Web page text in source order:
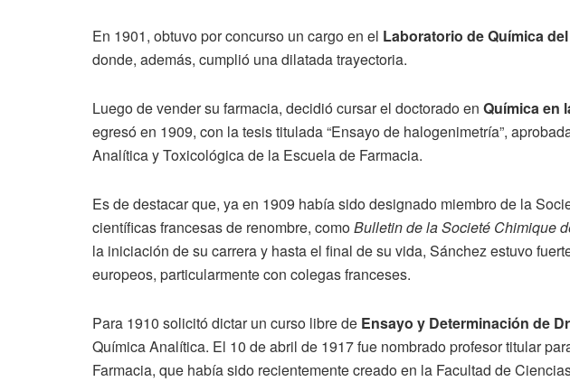
En 1901, obtuvo por concurso un cargo en el Laboratorio de Química
donde, además, cumplió una dilatada trayectoria.
Luego de vender su farmacia, decidió cursar el doctorado en Química en
egresó en 1909, con la tesis titulada “Ensayo de halogenimetría”,
Analítica y Toxicológica de la Escuela de Farmacia.
Es de destacar que, ya en 1909 había sido designado miembro de la
científicas francesas de renombre, comoBulletin de la Societé Chimique
la iniciación de su carrera y hasta el final de su vida, Sánchez estuvo
europeos, particularmente con colegas franceses.
Para 1910 solicitó dictar un curso libre de Ensayo y Determinación de
Química Analítica. El 10 de abril de 1917 fue nombrado profesor titular
Farmacia, que había sido recientemente creado en la Facultad de